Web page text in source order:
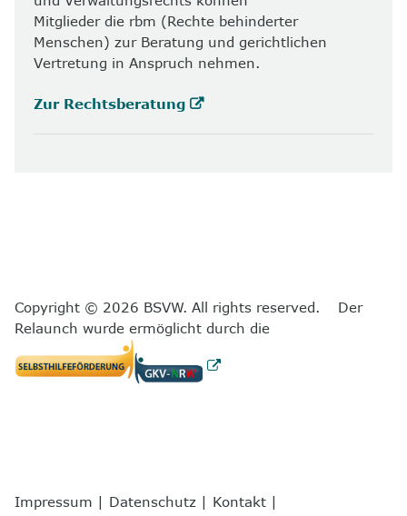
Mitglieder die rbm (Rechte behinderter
Menschen) zur Beratung und gerichtlichen
Vertretung in Anspruch nehmen.
Zur Rechtsberatung
Copyright © 2026 BSVW. All rights reserved. Der
Relaunch wurde ermöglicht durch die
Impressum | Datenschutz | Kontakt |